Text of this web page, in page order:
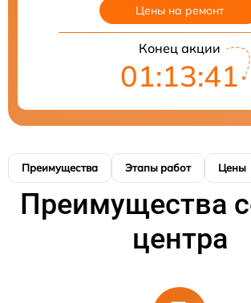
Цены на ремонт
Конец акции
01:13:41
Преимущества Этапы работ Цены
Преимущества
центра